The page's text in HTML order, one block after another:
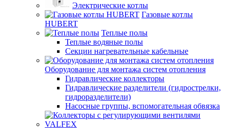
Электрические котлы
Газовые котлы
HUBERT
Теплые полы
Теплые водяные полы
Секции нагревательные кабельные
Оборудование для монтажа систем отопления
Гидравлические коллекторы
Гидравлические разделители (гидрострелки,
гидроразделители)
Насосные группы, вспомогательная обвязка